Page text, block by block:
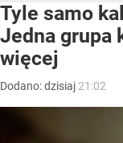
Tyle samo
Jedna grupa
więcej
Dodano:dzisiaj 21:02